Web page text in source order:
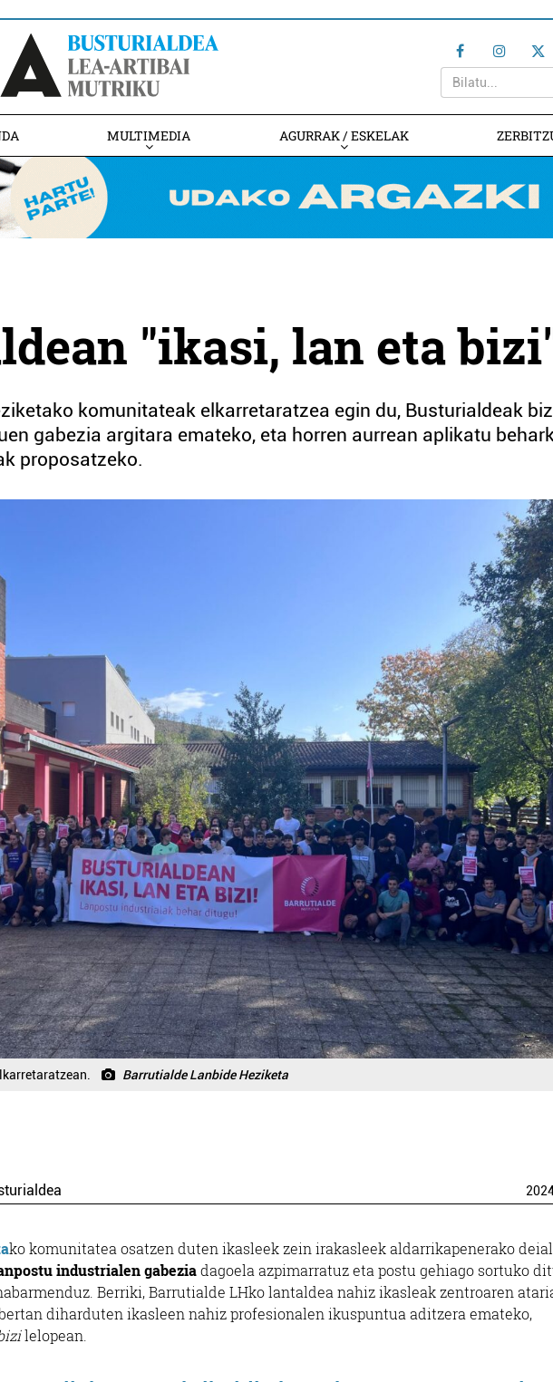
MULTIMEDIA AGURRAK / ESKELAK
"ikasi, lan eta
komunitateak elkarretaratzea egin du, Busturialdeak
gabezia argitara emateko, eta horren aurrean aplikatu
proposatzeko.
Barrutialde Lanbide Heziketa
ko komunitatea osatzen duten ikasleek zein irakasleek aldarrikapenerako
industrialen gabeziadagoela azpimarratuz eta postu gehiago sortuko
Berriki, Barrutialde LHko lantaldea nahiz ikasleak zentroaren
diharduten ikasleen nahiz profesionalen ikuspuntua aditzera emateko,
lelopean.